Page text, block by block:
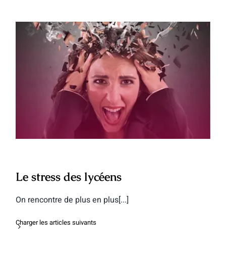
Le stress des lycéens
Le stress des lycéens
On rencontre de plus en plus[...]
Charger les articles suivants